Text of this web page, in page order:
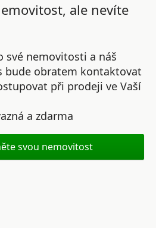
ale nevíte
své nemovitosti a náš
bude obratem kontaktovat
při prodeji ve Vaší
a zdarma
svou nemovitost